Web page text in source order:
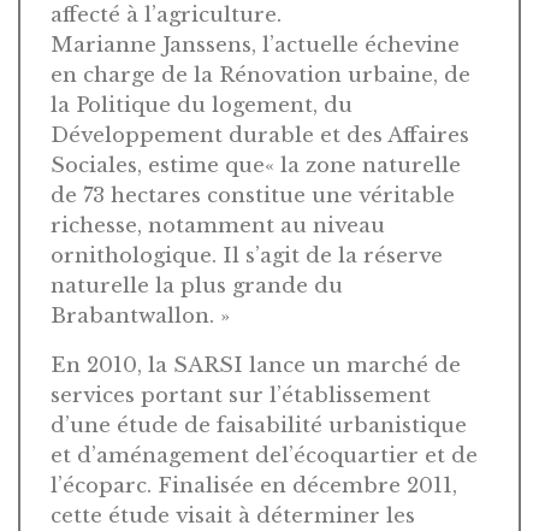
affecté à l’agriculture.
Marianne Janssens, l’actuelle échevine
en charge de la Rénovation urbaine, de
la Politique du logement, du
Développement durable et des Affaires
Sociales, estime que« la zone naturelle
de 73 hectares constitue une véritable
richesse, notamment au niveau
ornithologique. Il s’agit de la réserve
naturelle la plus grande du
Brabantwallon. »
En 2010, la SARSI lance un marché de
services portant sur l’établissement
d’une étude de faisabilité urbanistique
et d’aménagement del’écoquartier et de
l’écoparc. Finalisée en décembre 2011,
cette étude visait à déterminer les